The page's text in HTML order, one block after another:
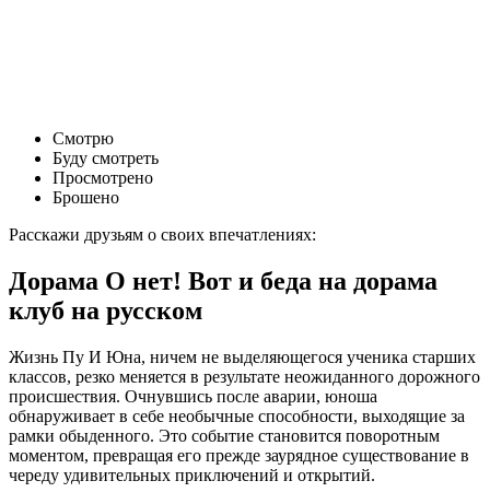
Смотрю
Буду смотреть
Просмотрено
Брошено
Расскажи друзьям о своих впечатлениях:
Дорама О нет! Вот и беда на дорама
клуб на русском
Жизнь Пу И Юна, ничем не выделяющегося ученика старших
классов, резко меняется в результате неожиданного дорожного
происшествия. Очнувшись после аварии, юноша
обнаруживает в себе необычные способности, выходящие за
рамки обыденного. Это событие становится поворотным
моментом, превращая его прежде заурядное существование в
череду удивительных приключений и открытий.